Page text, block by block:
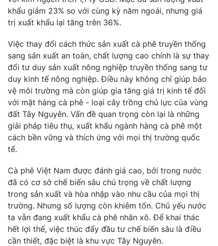
Thị trường
Tư vấn
Lịch phát sóng
Chuyên mục khác
Emagazine Podcast
Photo Infographic
Video Shorts video
VTV Money VTV Thể thao
VTV Sức khoẻ Bất động sản
Thị trường 24h Tấm lòng Việt
VTV4 Vươn mình bằng AI
khẩu giảm 23% so với cùng kỳ năm ngoái, nhưng giá
trị xuất khẩu lại tăng trên 36%.
Việc thay đổi cách thức sản xuất cà phê truyền thống
sang sản xuất an toàn, chất lượng cao chính là sự thay
đổi tư duy sản xuất nông nghiệp truyền thống sang tư
duy kinh tế nông nghiệp. Điều này không chỉ giúp bảo
vệ môi trường mà còn giúp gia tăng giá trị kinh tế đối
với mặt hàng cà phê - loại cây trồng chủ lực của vùng
đất Tây Nguyên. Vấn đề quan trọng còn lại là những
giải pháp tiêu thụ, xuất khẩu ngành hàng cà phê một
cách bền vững và thích ứng với mọi thị trường quốc
tế.
Cà phê Việt Nam được đánh giá cao, bởi trong nước
đã có cơ sở chế biến sâu chú trọng về chất lượng
trong sản xuất và hòa nhập vào nhu cầu của mọi thị
trường. Nhưng số lượng còn khiêm tốn. Chủ yếu nước
ta vẫn đang xuất khẩu cà phê nhân xô. Để khai thác
hết lợi thế, việc thúc đẩy đầu tư chế biến sâu là điều
cần thiết, đặc biệt là khu vực Tây Nguyên.